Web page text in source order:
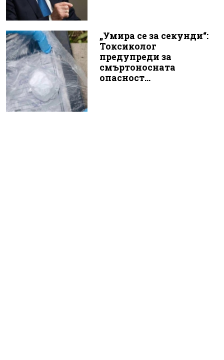
„Умира се за секунди“:
Токсиколог
предупреди за
смъртоносната
опасност...